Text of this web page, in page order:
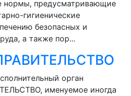
нормы, предусматривающие
гигиенические
безопасных и
а также пор...
орган
именуемое иногда